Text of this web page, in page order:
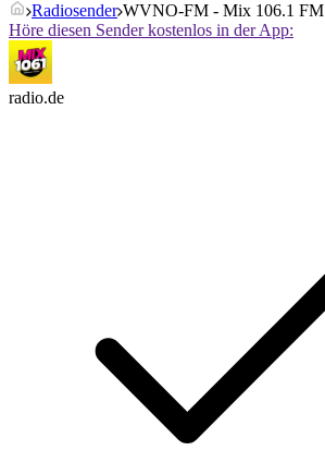
Radiosender WVNO-FM - Mix 106.1 FM
Höre diesen Sender kostenlos in der App:
radio.de